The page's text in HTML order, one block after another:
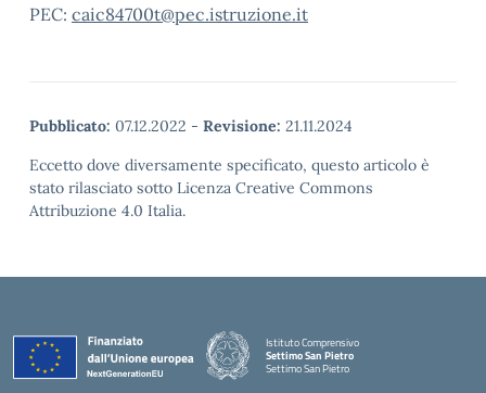
PEC: caic84700t@pec.istruzione.it
Pubblicato: 07.12.2022 - Revisione: 21.11.2024
Eccetto dove diversamente specificato, questo articolo è
stato rilasciato sotto Licenza Creative Commons
Attribuzione 4.0 Italia.
Istituto Comprensivo
Settimo San Pietro
Settimo San Pietro